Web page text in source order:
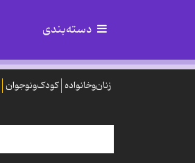
دسته‌بندی
زنان‌وخانواده کودک‌ونوجوان